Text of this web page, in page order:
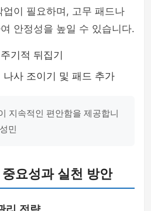
이 필요하며, 고무 패드나
안정성을 높일 수 있습니다.
기적 뒤집기
사 조이기 및 패드 추가
지속적인 편안함을 제공합니
민
요성과 실천 방안